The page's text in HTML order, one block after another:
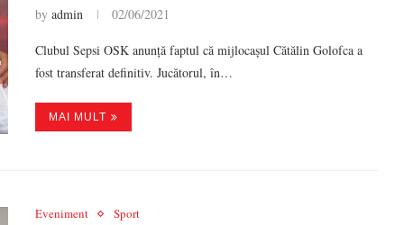
by admin 02/06/2021
Clubul Sepsi OSK anunță faptul că mijlocașul Cătălin Golofca a
fost transferat definitiv. Jucătorul, în…
MAI MULT
Eveniment Sport